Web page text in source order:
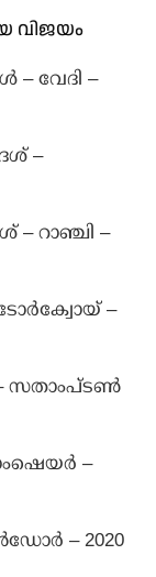
വിജയം
– വേദി –
–
റാഞ്ചി –
–
– സതാംപ്ടണ്‍
–
– 2020